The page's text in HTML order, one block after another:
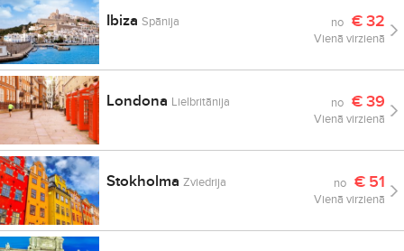
IbizaSpānija no €32
Vienā virzienā
Londona Lielbritānija no €39
Vienā virzienā
StokholmaZviedrija no € 51
Vienā virzienā